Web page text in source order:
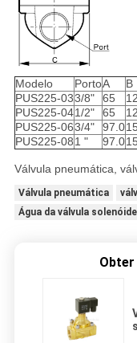
Modelo PortoA B
PUS225-033/8" 65
PUS225-041/2" 65
PUS225-063/4" 97.0
PUS225-081 " 97.0
Válvula pneumática,
Válvula pneumática
Água da válvula solenóide